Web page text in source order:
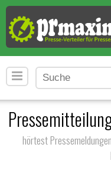
hörtest